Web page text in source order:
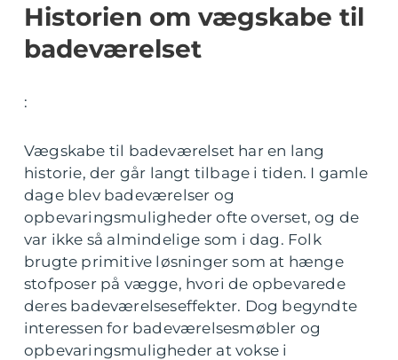
Historien om vægskabe til
badeværelset
:
Vægskabe til badeværelset har en lang
historie, der går langt tilbage i tiden. I gamle
dage blev badeværelser og
opbevaringsmuligheder ofte overset, og de
var ikke så almindelige som i dag. Folk
brugte primitive løsninger som at hænge
stofposer på vægge, hvori de opbevarede
deres badeværelseseffekter. Dog begyndte
interessen for badeværelsesmøbler og
opbevaringsmuligheder at vokse i